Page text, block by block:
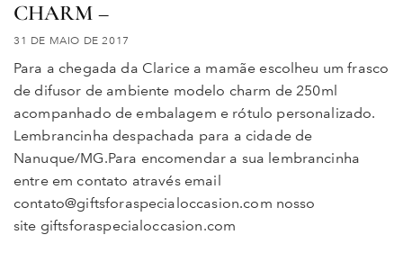
CHARM –
31 DE MAIO DE 2017
Para a chegada da Clarice a mamãe escolheu um frasco
de difusor de ambiente modelo charm de 250ml
acompanhado de embalagem e rótulo personalizado.
Lembrancinha despachada para a cidade de
Nanuque/MG.Para encomendar a sua lembrancinha
entre em contato através email
contato@giftsforaspecialoccasion.com nosso
site giftsforaspecialoccasion.com